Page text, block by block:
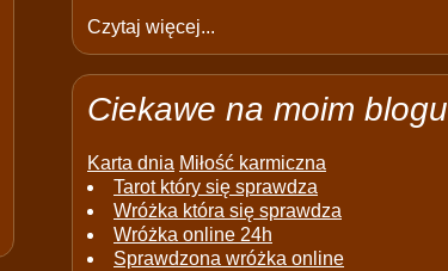
Czytaj więcej...
Ciekawe na moim blogu
Karta dnia Miłość karmiczna
Tarot który się sprawdza
Wróżka która się sprawdza
Wróżka online 24h
Sprawdzona wróżka online